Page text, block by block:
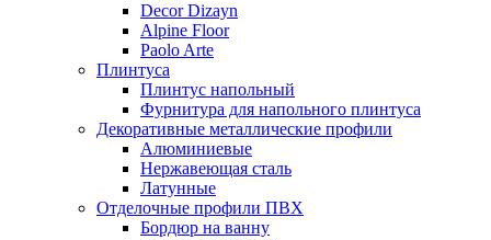
Decor Dizayn
Alpine Floor
Paolo Arte
Плинтуса
Плинтус напольный
Фурнитура для напольного плинтуса
Декоративные металлические профили
Алюминиевые
Нержавеющая сталь
Латунные
Отделочные профили ПВХ
Бордюр на ванну